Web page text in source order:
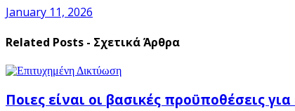
January 11, 2026
Related Posts - Σχετικά Άρθρα
Ποιες είναι οι βασικές προϋποθέσεις